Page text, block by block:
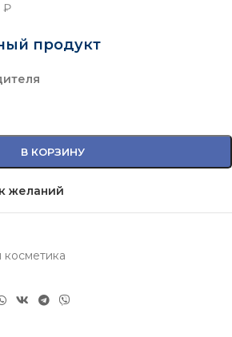
₽
продукт
В КОРЗИНУ
желаний
косметика